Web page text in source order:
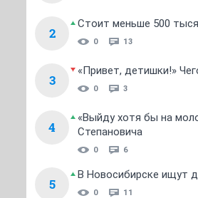
2
Стоит меньше 500
0 13
3
«Привет, детишки!»
0 3
4
«Выйду хотя бы на
Степановича
0 6
5
В Новосибирске ищут
0 11